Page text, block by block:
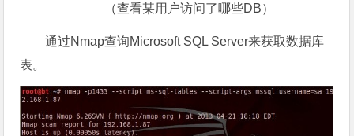
（查看某用户访问了哪些DB）
通过Nmap查询Microsoft SQL Server来获取数据库
表。